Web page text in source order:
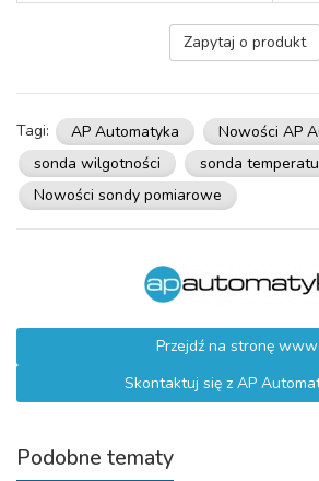
Zapytaj o produkt
Tagi: AP Automatyka
Nowości AP
sonda wilgotności
sonda
Nowości sondy pomiarowe
Przejdź na stronę www
Skontaktuj się z AP
Podobne tematy